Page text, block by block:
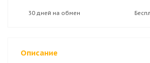
30 дней на обмен
Описание